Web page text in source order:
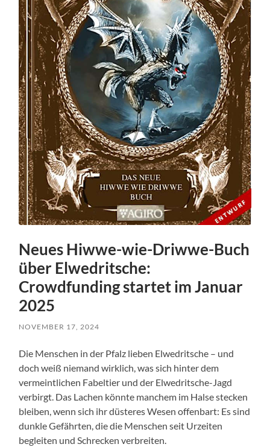
Neues Hiwwe-wie-Driwwe-Buch
über Elwedritsche:
Crowdfunding startet im Januar
2025
NOVEMBER 17, 2024
Die Menschen in der Pfalz lieben Elwedritsche – und
doch weiß niemand wirklich, was sich hinter dem
vermeintlichen Fabeltier und der Elwedritsche-Jagd
verbirgt. Das Lachen könnte manchem im Halse stecken
bleiben, wenn sich ihr düsteres Wesen offenbart: Es sind
dunkle Gefährten, die die Menschen seit Urzeiten
begleiten und Schrecken verbreiten.